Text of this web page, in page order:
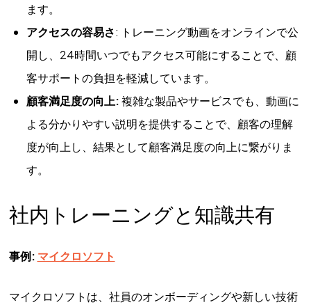
ます。
アクセスの容易さ: トレーニング動画をオンラインで公
開し、24時間いつでもアクセス可能にすることで、顧
客サポートの負担を軽減しています。
顧客満足度の向上:複雑な製品やサービスでも、動画に
よる分かりやすい説明を提供することで、顧客の理解
度が向上し、結果として顧客満足度の向上に繋がりま
す。
社内トレーニングと知識共有
事例: マイクロソフト
マイクロソフトは、社員のオンボーディングや新しい技術